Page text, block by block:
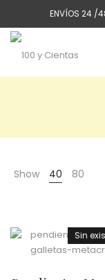
ENVÍOS 24 /
Show 40 80
Sin